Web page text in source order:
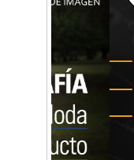
Mariana
un
seguridad"
Música,
Conocé
disfrutar